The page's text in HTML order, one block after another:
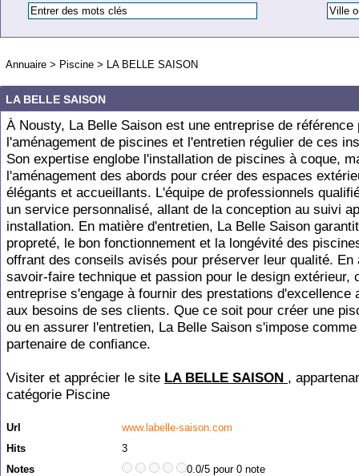
Annuaire > Piscine > LA BELLE SAISON
LA BELLE SAISON
À Nousty, La Belle Saison est une entreprise de référence
l'aménagement de piscines et l'entretien régulier de ces
Son expertise englobe l'installation de piscines à coque,
l'aménagement des abords pour créer des espaces
élégants et accueillants. L'équipe de professionnels
un service personnalisé, allant de la conception au suivi
installation. En matière d'entretien, La Belle Saison
propreté, le bon fonctionnement et la longévité des
offrant des conseils avisés pour préserver leur qualité. En
savoir-faire technique et passion pour le design extérieur,
entreprise s'engage à fournir des prestations d'excellence
aux besoins de ses clients. Que ce soit pour créer une
ou en assurer l'entretien, La Belle Saison s'impose comme
partenaire de confiance.
Visiter et apprécier le site LA BELLE SAISON ,
catégorie Piscine
Url
www.labelle-saison.com
Hits
3
Notes
0.0/5 pour 0 note